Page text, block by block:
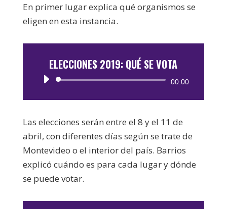
En primer lugar explica qué organismos se
eligen en esta instancia.
ELECCIONES 2019: QUÉ SE VOTA
Reproductor
00:00
Las elecciones serán entre el 8 y el 11 de
abril, con diferentes días según se trate de
Montevideo o el interior del país. Barrios
explicó cuándo es para cada lugar y dónde
se puede votar.